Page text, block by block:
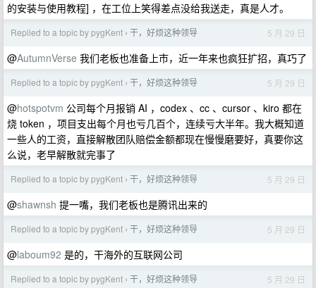
的安装与使用教程] ，在工位上笑得差点没给我送走，真是人才。
Replied to a topic by pygKent › 干，好烦这种领导 5 月 29 日
@AutumnVerse 我们老板也准备上市，近一年来也疯狂扩招，真巧了
Replied to a topic by pygKent › 干，好烦这种领导 5 月 29 日
@hotspotvm 公司每个月报销 AI ，codex 、cc 、cursor 、kiro 都在
烧 token ，项目支出每个月也亏几百个，连续亏大半年。我大概知道
一些人的工资，直接解散团队赔偿金额都现在慢慢磨要好，真要你这
么说，老早解散就完事了
Replied to a topic by pygKent › 干，好烦这种领导 5 月 29 日
@shawnsh 提一嘴，我们老板也是腾讯出来的
Replied to a topic by pygKent › 干，好烦这种领导 5 月 29 日
@laboum92 是的，干海外的互联网公司
Replied to a topic by pygKent › 干，好烦这种领导 5 月 29 日